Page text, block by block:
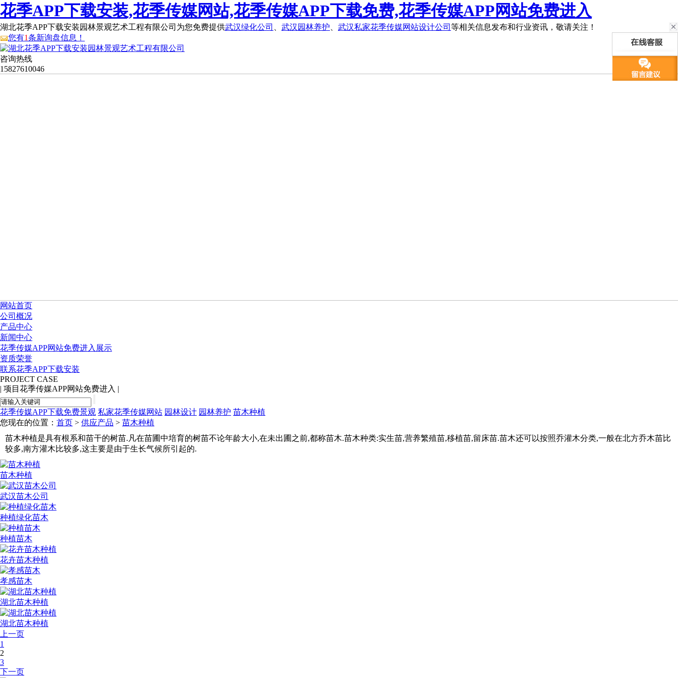
花季APP下载安装,花季传媒网站,花季传媒APP下载免费,花季传媒APP网站免费进入
湖北花季APP下载安装园林景观艺术工程有限公司为您免费提供武汉绿化公司 武汉园林养护 武汉私家花季传媒网站设计公司 等相关信息发布和行业资讯，敬请关注！
您有1条新询盘信息！
咨询热线
15827610046
网站首页
公司概况
产品中心
新闻中心
花季传媒APP网站免费进入展示
资质荣誉
联系花季APP下载安装
PROJECT CASE
| 项目花季传媒APP网站免费进入 |
花季传媒APP下载免费景观 私家花季传媒网站 园林设计 园林养护 苗木种植
您现在的位置： 首页 > 供应产品 > 苗木种植
苗木种植是具有根系和苗干的树苗.凡在苗圃中培育的树苗不论年龄大小,在未出圃之前,都称苗木.苗木种类:实生苗,营养繁殖苗,移植苗,留床苗.苗木还可以按照乔灌木分类,一般在北方乔木苗比
较多,南方灌木比较多,这主要是由于生长气候所引起的.
苗木种植
武汉苗木公司
种植绿化苗木
种植苗木
花卉苗木种植
孝感苗木
湖北苗木种植
湖北苗木种植
上一页
1
2
3
下一页